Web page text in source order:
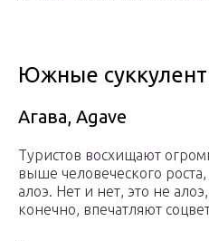
Южные
Агава, Agave
Туристов восхищают
выше человеческого
алоэ. Нет и нет, это не
конечно, впечатляют